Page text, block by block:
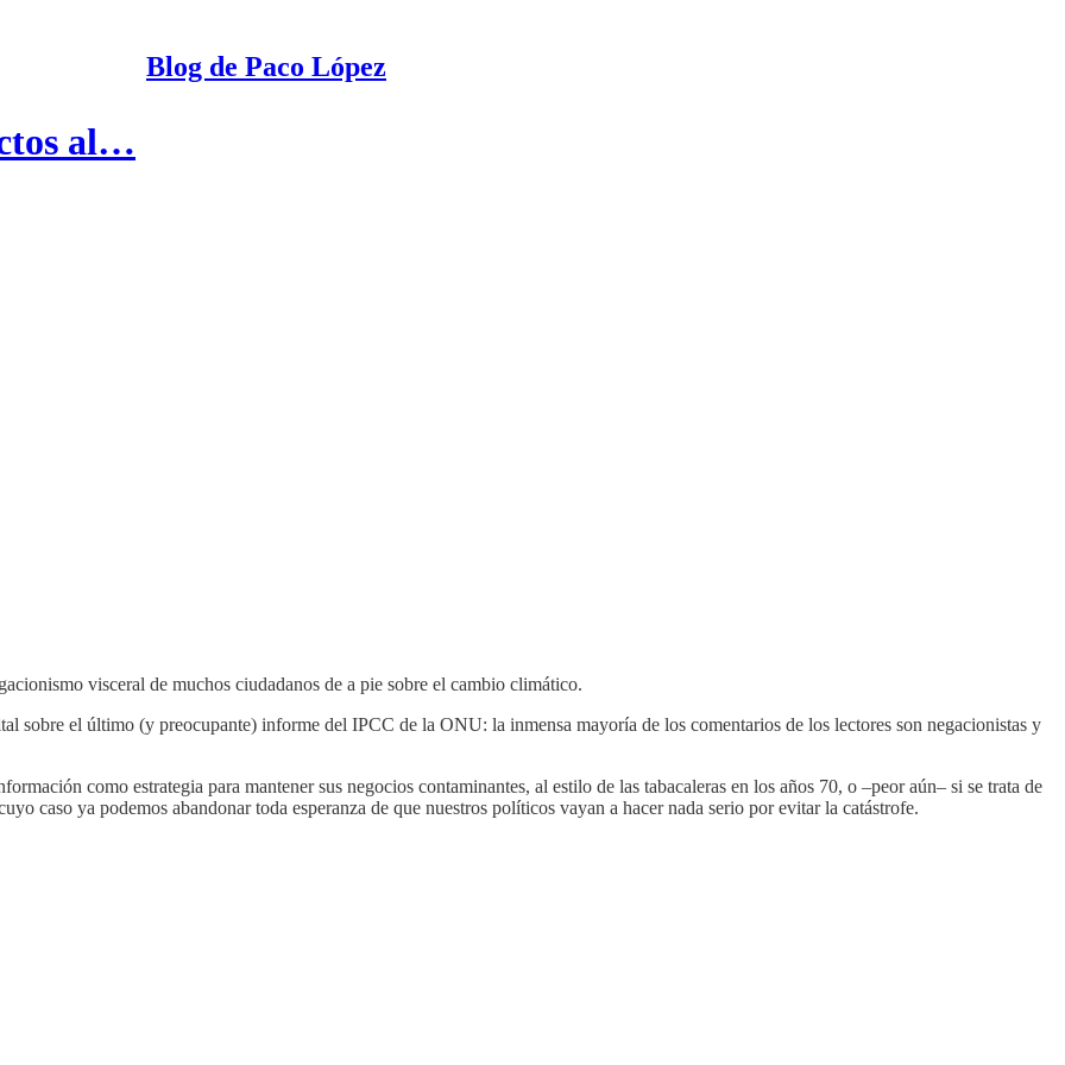
Blog de Paco López
al…
visceral de muchos ciudadanos de a pie sobre el cambio climático.
sobre el último (y preocupante) informe del IPCC de la ONU: la inmensa mayoría de los comentarios de los lectores son negacionistas y
como estrategia para mantener sus negocios contaminantes, al estilo de las tabacaleras en los años 70, o –peor aún– si se trata de
caso ya podemos abandonar toda esperanza de que nuestros políticos vayan a hacer nada serio por evitar la catástrofe.